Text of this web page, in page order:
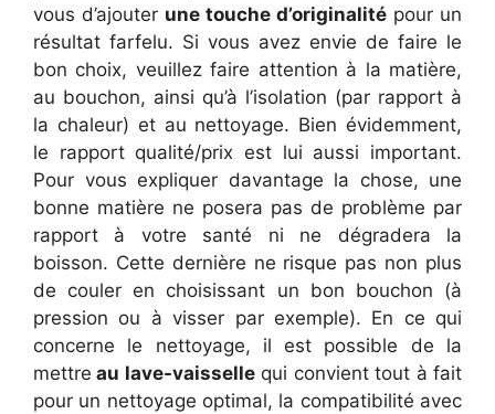
vous d’ajouter une touche d’originalité pour un
résultat farfelu. Si vous avez envie de faire le
bon choix, veuillez faire attention à la matière,
au bouchon, ainsi qu’à l’isolation (par rapport à
la chaleur) et au nettoyage. Bien évidemment,
le rapport qualité/prix est lui aussi important.
Pour vous expliquer davantage la chose, une
bonne matière ne posera pas de problème par
rapport à votre santé ni ne dégradera la
boisson. Cette dernière ne risque pas non plus
de couler en choisissant un bon bouchon (à
pression ou à visser par exemple). En ce qui
concerne le nettoyage, il est possible de la
mettre au lave-vaissellequi convient tout à fait
pour un nettoyage optimal, la compatibilité avec